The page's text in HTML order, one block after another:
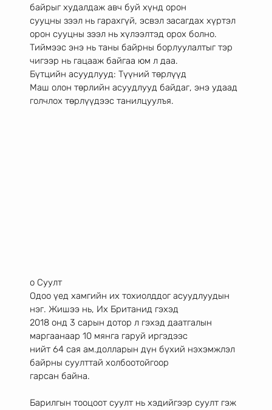
байрыг худалдаж авч буй хүнд орон
сууцны зээл нь гарахгүй, эсвэл засагдах хүртэл
орон сууцны зээл нь хүлээлтэд орох болно.
Тиймээс энэ нь таны байрны борлуулалтыг тэр
чигээр нь гацааж байгаа юм л даа.
Бүтцийн асуудлууд: Түүний төрлүүд
Маш олон төрлийн асуудлууд байдаг, энэ удаад
голчлох төрлүүдээс танилцуулъя.
o Суулт
Одоо үед хамгийн их тохиолддог асуудлуудын
нэг. Жишээ нь, Их Британид гэхэд
2018 онд 3 сарын дотор л гэхэд даатгалын
маргаанаар 10 мянга гаруй иргэдээс
нийт 64 сая ам.долларын дүн бүхий нэхэмжлэл
байрны суулттай холбоотойгоор
гарсан байна.
Барилгын тооцоот суулт нь хэдийгээр суулт гэж